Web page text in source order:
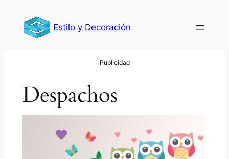
contenido
Estilo y Decoración
Despachos